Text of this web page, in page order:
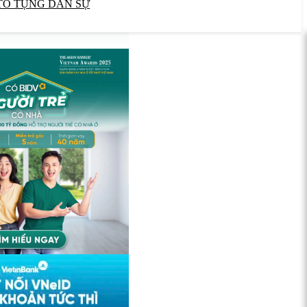
TỤNG DÂN SỰ